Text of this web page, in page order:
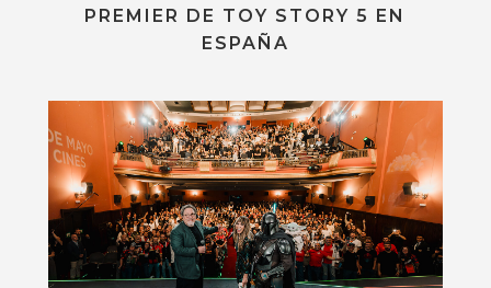
PREMIER DE TOY STORY 5 EN
ESPAÑA